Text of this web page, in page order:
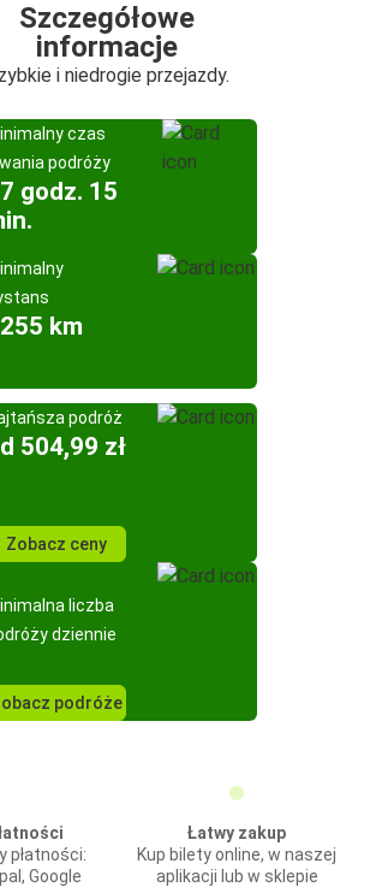
Szczegółowe
informacje
i niedrogie przejazdy.
czas
podróży
godz. 15
km
podróż
504,99 zł
Zobacz ceny
liczba
dziennie
podróże
płatności:
Google
Łatwy zakup
Kup bilety online, w naszej
aplikacji lub w sklepie